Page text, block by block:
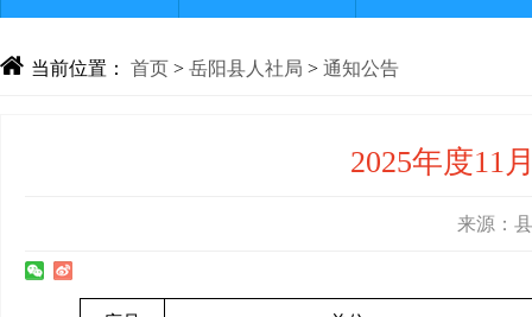
当前位置： 首页 > 岳阳县人社局 > 通知公告
2025年度11
来源：